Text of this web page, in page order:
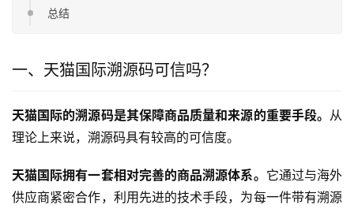
总结
一、天猫国际溯源码可信吗？
天猫国际的溯源码是其保障商品质量和来源的重要手段。 从
理论上来说，溯源码具有较高的可信度。
天猫国际拥有一套相对完善的商品溯源体系。 它通过与海外
供应商紧密合作，利用先进的技术手段，为每一件带有溯源